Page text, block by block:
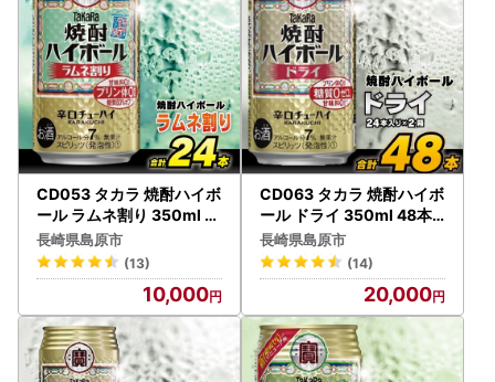
CD053 タカラ 焼酎ハイボ
ール ラムネ割り 350ml 2
4本
長崎県島原市
(13)
10,000
CD063 タカラ 焼酎ハイボ
ール ドライ 350ml 48本 (
24本×2箱)
長崎県島原市
(14)
20,000